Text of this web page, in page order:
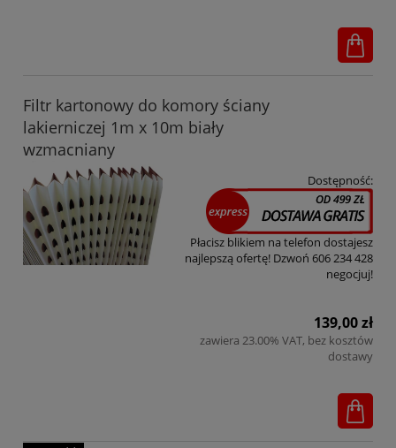
Filtr kartonowy do komory ściany
lakierniczej 1m x 10m biały
wzmacniany
Dostępność:
Płacisz blikiem na telefon dostajesz
najlepszą ofertę! Dzwoń 606 234 428
negocjuj!
139,00 zł
zawiera 23.00% VAT, bez kosztów
dostawy